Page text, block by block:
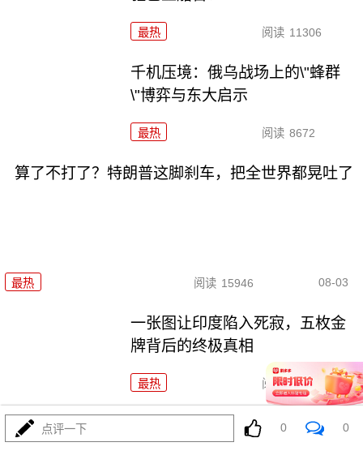
最热 阅读 11306
千机压境：俄乌战场上的\"蜂群
\"博弈与东大启示
最热 阅读 8672
算了不打了？特朗普这脚刹车，把全世界都晃吐了
最热 阅读 15946 08-03
一张图让印度陷入死寂，五枚金
牌背后的终极真相
最热 阅读 11064
美国踏进3个大坑把自己埋了！恐
怕一个都爬不出
点评一下 0 0